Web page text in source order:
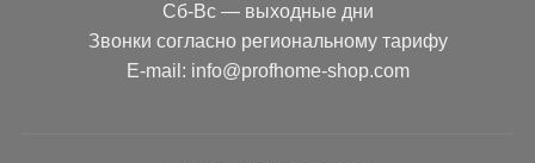
Сб-Вс — выходные дни
Звонки согласно региональному тарифу
Е-mail: info@profhome-shop.com